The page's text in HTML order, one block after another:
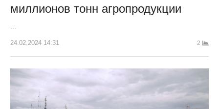
миллионов тонн агропродукции
24.02.2024 14:31 2